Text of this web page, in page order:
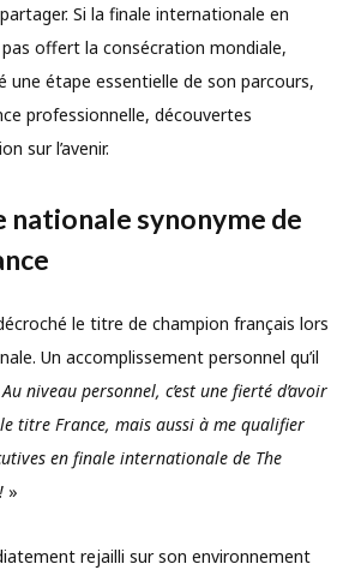
Si la finale internationale en
offert la consécration mondiale,
une étape essentielle de son parcours,
professionnelle, découvertes
sur l’avenir.
nationale synonyme de
le titre de champion français lors
Un accomplissement personnel qu’il
Au niveau personnel, c’est une fierté d’avoir
titre France, mais aussi à me qualifier
en finale internationale de The
»
rejailli sur son environnement